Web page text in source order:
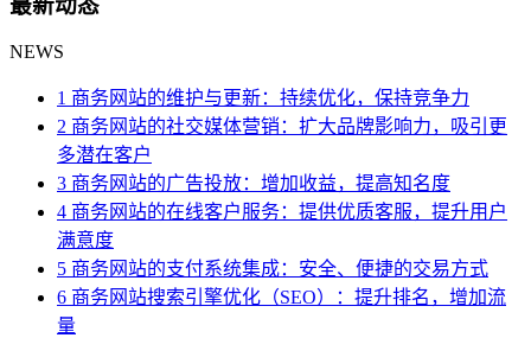
最新动态
NEWS
1 商务网站的维护与更新：持续优化，保持竞争力
2 商务网站的社交媒体营销：扩大品牌影响力，吸引更
多潜在客户
3 商务网站的广告投放：增加收益，提高知名度
4 商务网站的在线客户服务：提供优质客服，提升用户
满意度
5 商务网站的支付系统集成：安全、便捷的交易方式
6 商务网站搜索引擎优化（SEO）：提升排名，增加流
量